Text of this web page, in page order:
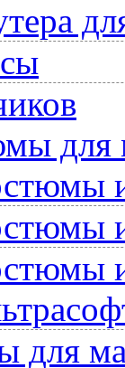
для
для